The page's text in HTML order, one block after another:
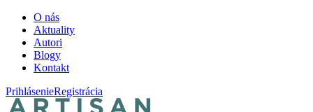
O nás
Aktuality
Autori
Blogy
Kontakt
PrihlásenieRegistrácia